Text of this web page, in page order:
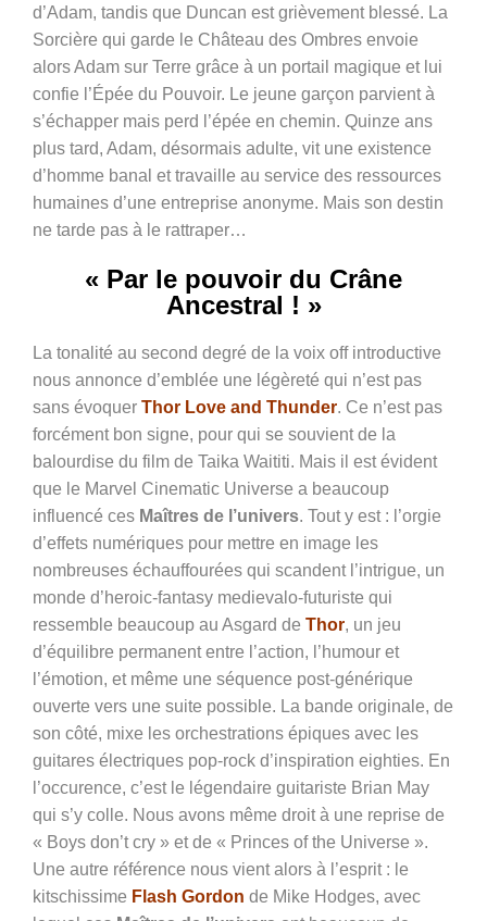
d’Adam, tandis que Duncan est grièvement blessé. La
Sorcière qui garde le Château des Ombres envoie
alors Adam sur Terre grâce à un portail magique et lui
confie l’Épée du Pouvoir. Le jeune garçon parvient à
s’échapper mais perd l’épée en chemin. Quinze ans
plus tard, Adam, désormais adulte, vit une existence
d’homme banal et travaille au service des ressources
humaines d’une entreprise anonyme. Mais son destin
ne tarde pas à le rattraper…
« Par le pouvoir du Crâne
Ancestral ! »
La tonalité au second degré de la voix off introductive
nous annonce d’emblée une légèreté qui n’est pas
sans évoquer Thor Love and Thunder. Ce n’est pas
forcément bon signe, pour qui se souvient de la
balourdise du film de Taika Waititi. Mais il est évident
que le Marvel Cinematic Universe a beaucoup
influencé ces Maîtres de l’univers. Tout y est : l’orgie
d’effets numériques pour mettre en image les
nombreuses échauffourées qui scandent l’intrigue, un
monde d’heroic-fantasy medievalo-futuriste qui
ressemble beaucoup au Asgard de Thor, un jeu
d’équilibre permanent entre l’action, l’humour et
l’émotion, et même une séquence post-générique
ouverte vers une suite possible. La bande originale, de
son côté, mixe les orchestrations épiques avec les
guitares électriques pop-rock d’inspiration eighties. En
l’occurence, c’est le légendaire guitariste Brian May
qui s’y colle. Nous avons même droit à une reprise de
« Boys don’t cry » et de « Princes of the Universe ».
Une autre référence nous vient alors à l’esprit : le
kitschissime Flash Gordon de Mike Hodges, avec